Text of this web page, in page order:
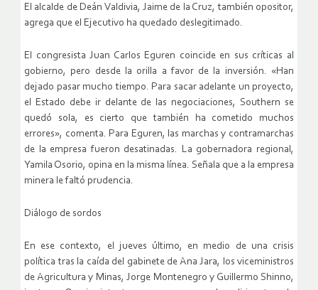
El alcalde de Deán Valdivia, Jaime de la Cruz, también opositor,
agrega que el Ejecutivo ha quedado deslegitimado.
El congresista Juan Carlos Eguren coincide en sus críticas al
gobierno, pero desde la orilla a favor de la inversión. «Han
dejado pasar mucho tiempo. Para sacar adelante un proyecto,
el Estado debe ir delante de las negociaciones, Southern se
quedó sola, es cierto que también ha cometido muchos
errores», comenta. Para Eguren, las marchas y contramarchas
de la empresa fueron desatinadas. La gobernadora regional,
Yamila Osorio, opina en la misma línea. Señala que a la empresa
minera le faltó prudencia.
Diálogo de sordos
En ese contexto, el jueves último, en medio de una crisis
política tras la caída del gabinete de Ana Jara, los viceministros
de Agricultura y Minas, Jorge Montenegro y Guillermo Shinno,